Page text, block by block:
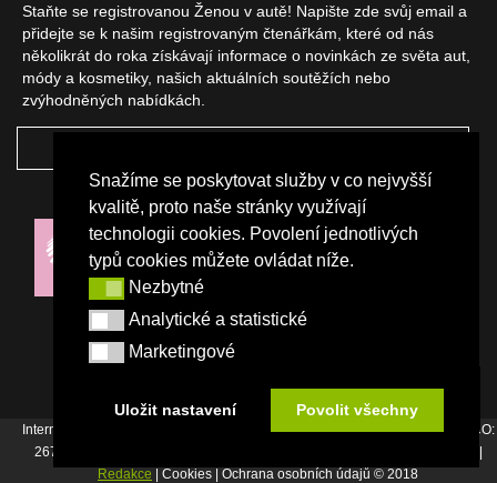
Snažíme se poskytovat služby v co nejvyšší
kvalitě, proto naše stránky využívají
technologii cookies. Povolení jednotlivých
typů cookies můžete ovládat níže.
NezbytnéNezbytné
Analytické a statistické
Analytické a statistické
Marketingové
Marketingové
Uložit nastavení Povolit všechny
Staňte se registrovanou Ženou v autě! Napište zde svůj email a
přidejte se k našim registrovaným čtenářkám, které od nás
několikrát do roka získávají informace o novinkách ze světa aut,
módy a kosmetiky, našich aktuálních soutěžích nebo
zvýhodněných nabídkách.
NAŠI PARTNEŘI
Internetový magazín Žena v autě vydává vydavatelství Srdce Evropy s.r.o., IČO:
26744007, Bořivojova 17, Praha 3, Tel. : +420 222 726 364 |
|
Redakce | Cookies | Ochrana osobních údajů © 2018